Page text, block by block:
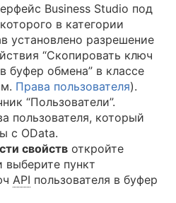
Business Studio под
в категории
установлено разрешение
“Скопировать ключ
буфер обмена” в классе
Права пользователя).
“Пользователи”.
пользователя, который
с OData.
свойств откройте
пункт
API пользователя в буфер